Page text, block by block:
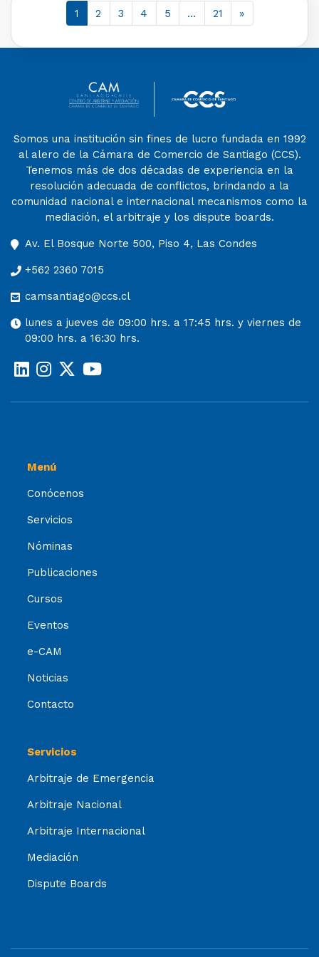
1 2 3 4 5 … 21 »
Somos una institución sin fines de lucro fundada en 1992
al alero de la Cámara de Comercio de Santiago (CCS).
Tenemos más de dos décadas de experiencia en la
resolución adecuada de conflictos, brindando a la
comunidad nacional e internacional mecanismos como la
mediación, el arbitraje y los dispute boards.
Av. El Bosque Norte 500, Piso 4, Las Condes
+562 2360 7015
camsantiago@ccs.cl
lunes a jueves de 09:00 hrs. a 17:45 hrs. y viernes de
09:00 hrs. a 16:30 hrs.
Menú
Conócenos
Servicios
Nóminas
Publicaciones
Cursos
Eventos
e-CAM
Noticias
Contacto
Servicios
Arbitraje de Emergencia
Arbitraje Nacional
Arbitraje Internacional
Mediación
Dispute Boards